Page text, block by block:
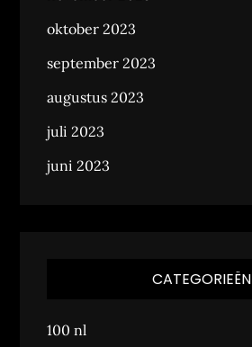
oktober 2023
september 2023
augustus 2023
juli 2023
juni 2023
CATEGORIEËN
100 nl